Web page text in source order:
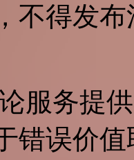
不得发
服务提
错误价